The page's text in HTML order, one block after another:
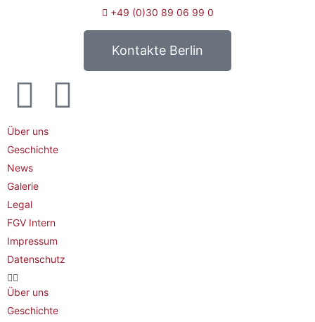
+49 (0)30 89 06 99 0
Kontakte Berlin
Über uns
Geschichte
News
Galerie
Legal
FGV Intern
Impressum
Datenschutz
Über uns
Geschichte